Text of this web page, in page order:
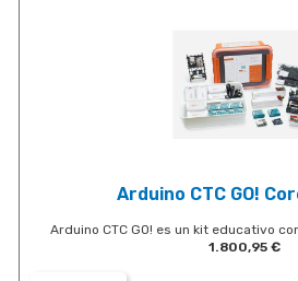
Arduino CTC GO!
Arduino CTC GO! es un kit educativo
1.800,95 €